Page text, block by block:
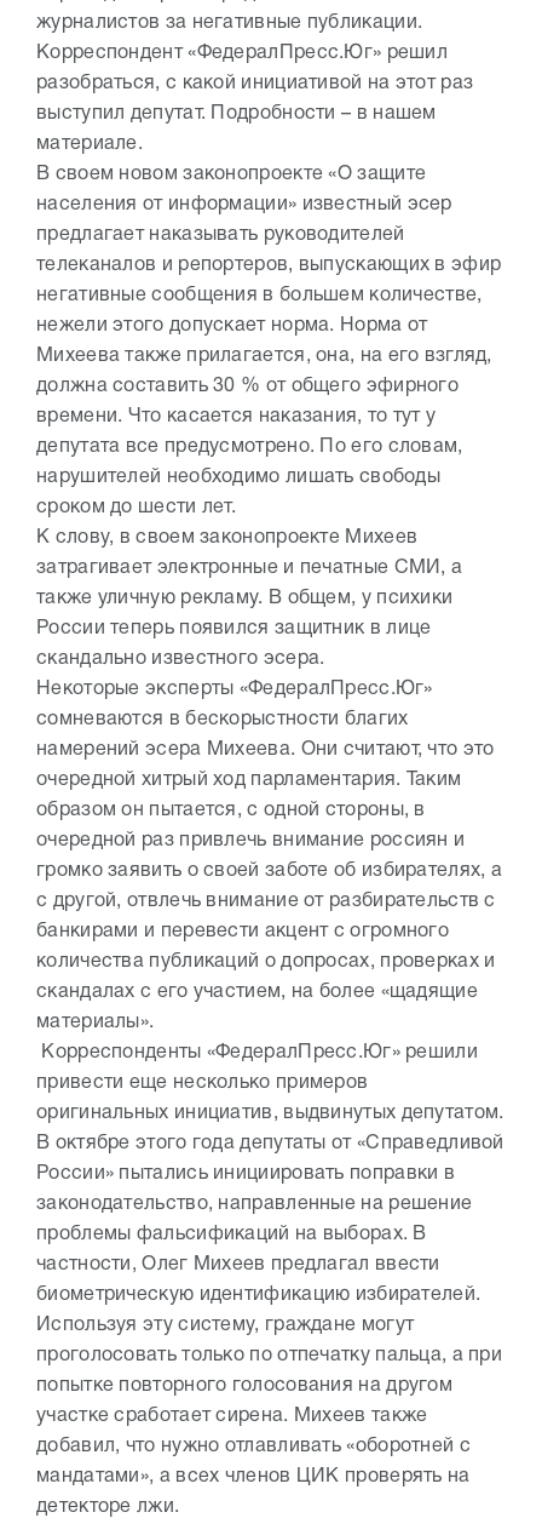
журналистов за негативные публикации.
Корреспондент «ФедералПресс.Юг» решил
разобраться, с какой инициативой на этот раз
выступил депутат. Подробности – в нашем
материале.
В своем новом законопроекте «О защите
населения от информации» известный эсер
предлагает наказывать руководителей
телеканалов и репортеров, выпускающих в эфир
негативные сообщения в большем количестве,
нежели этого допускает норма. Норма от
Михеева также прилагается, она, на его взгляд,
должна составить 30 % от общего эфирного
времени. Что касается наказания, то тут у
депутата все предусмотрено. По его словам,
нарушителей необходимо лишать свободы
сроком до шести лет.
К слову, в своем законопроекте Михеев
затрагивает электронные и печатные СМИ, а
также уличную рекламу. В общем, у психики
России теперь появился защитник в лице
скандально известного эсера.
Некоторые эксперты «ФедералПресс.Юг»
сомневаются в бескорыстности благих
намерений эсера Михеева. Они считают, что это
очередной хитрый ход парламентария. Таким
образом он пытается, с одной стороны, в
очередной раз привлечь внимание россиян и
громко заявить о своей заботе об избирателях, а
с другой, отвлечь внимание от разбирательств с
банкирами и перевести акцент с огромного
количества публикаций о допросах, проверках и
скандалах с его участием, на более «щадящие
материалы».
Корреспонденты «ФедералПресс.Юг» решили
привести еще несколько примеров
оригинальных инициатив, выдвинутых депутатом.
В октябре этого года депутаты от «Справедливой
России» пытались инициировать поправки в
законодательство, направленные на решение
проблемы фальсификаций на выборах. В
частности, Олег Михеев предлагал ввести
биометрическую идентификацию избирателей.
Используя эту систему, граждане могут
проголосовать только по отпечатку пальца, а при
попытке повторного голосования на другом
участке сработает сирена. Михеев также
добавил, что нужно отлавливать «оборотней с
мандатами», а всех членов ЦИК проверять на
детекторе лжи.